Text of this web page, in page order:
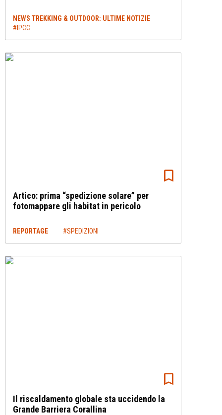
NEWS TREKKING & OUTDOOR: ULTIME NOTIZIE
#IPCC
Artico: prima “spedizione solare” per
fotomappare gli habitat in pericolo
REPORTAGE #SPEDIZIONI
Il riscaldamento globale sta uccidendo la
Grande Barriera Corallina